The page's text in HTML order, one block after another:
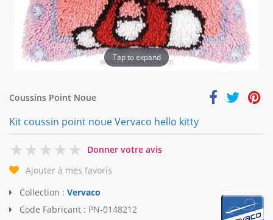
Tap to expand
Coussins Point Noue
Kit coussin point noue Vervaco hello kitty
0
Donner votre avis
Ajouter à mes favoris
Collection : Vervaco
Code Fabricant : PN-0148212